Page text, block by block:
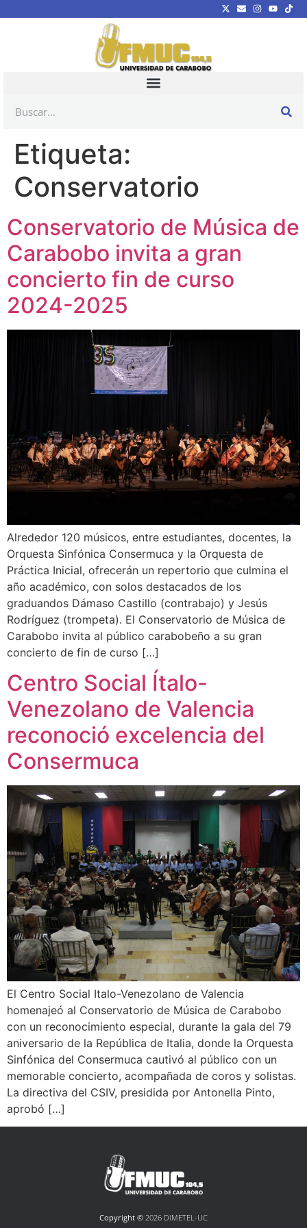
Etiqueta:
Conservatorio
Conservatorio de Música de
Carabobo invita a gran
concierto fin de curso
2024-2025
Alrededor 120 músicos, entre estudiantes, docentes, la
Orquesta Sinfónica Consermuca y la Orquesta de
Práctica Inicial, ofrecerán un repertorio que culmina el
año académico, con solos destacados de los
graduandos Dámaso Castillo (contrabajo) y Jesús
Rodríguez (trompeta). El Conservatorio de Música de
Carabobo invita al público carabobeño a su gran
concierto de fin de curso […]
Centro Social Ítalo-
Venezolano de Valencia
reconoció excelencia del
Consermuca
El Centro Social Italo-Venezolano de Valencia
homenajeó al Conservatorio de Música de Carabobo
con un reconocimiento especial, durante la gala del 79
aniversario de la República de Italia, donde la Orquesta
Sinfónica del Consermuca cautivó al público con un
memorable concierto, acompañada de coros y solistas.
La directiva del CSIV, presidida por Antonella Pinto,
aprobó […]
Copyright © 2026 DIMETEL-UC